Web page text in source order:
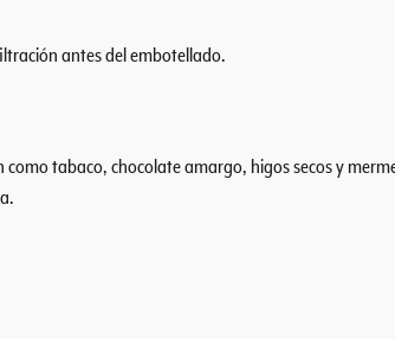
antes del embotellado.
tabaco, chocolate amargo, higos secos y